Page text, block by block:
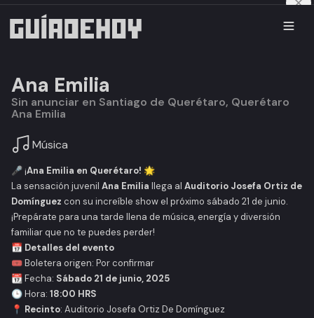
Ana Emilia
Sin anunciar en Santiago de Querétaro, Querétaro
Ana Emilia
Música
🎤 ¡Ana Emilia en Querétaro! 🌟
La sensación juvenil Ana Emilia llega al Auditorio Josefa Ortiz de
Domínguez con su increíble show el próximo sábado 21 de junio.
¡Prepárate para una tarde llena de música, energía y diversión
familiar que no te puedes perder!
📅 Detalles del evento
🎟️ Boletera origen: Por confirmar
📆 Fecha: Sábado 21 de junio, 2025
🕒 Hora: 18:00 HRS
📍 Recinto: Auditorio Josefa Ortiz De Domínguez